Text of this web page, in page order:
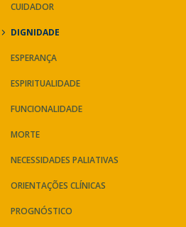
CUIDADOR
DIGNIDADE
ESPERANÇA
ESPIRITUALIDADE
FUNCIONALIDADE
MORTE
NECESSIDADES PALIATIVAS
ORIENTAÇÕES CLÍNICAS
PROGNÓSTICO